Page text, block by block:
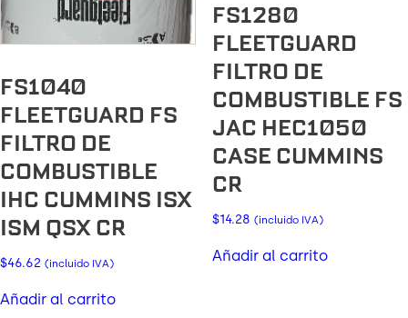
FS1040
FLEETGUARD FS
FILTRO DE
COMBUSTIBLE
IHC CUMMINS ISX
ISM QSX CR
$46.62 (incluido IVA)
Añadir al carrito
FS1280
FLEETGUARD
FILTRO DE
COMBUSTIBLE FS
JAC HEC1050
CASE CUMMINS
CR
$14.28 (incluido IVA)
Añadir al carrito